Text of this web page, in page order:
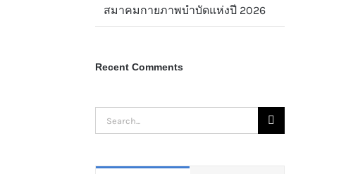
สมาคมกายภาพบำบัดแห่งปี 2026
Recent Comments
Search
for: